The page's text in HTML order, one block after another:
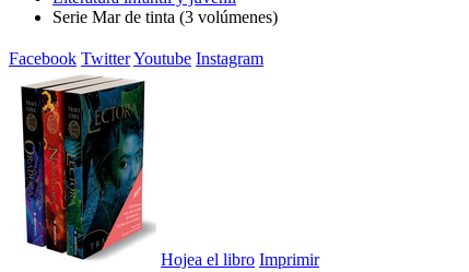
Serie Mar de tinta (3 volúmenes)
Facebook TwitterYoutube Instagram
Hojea el libro Imprimir